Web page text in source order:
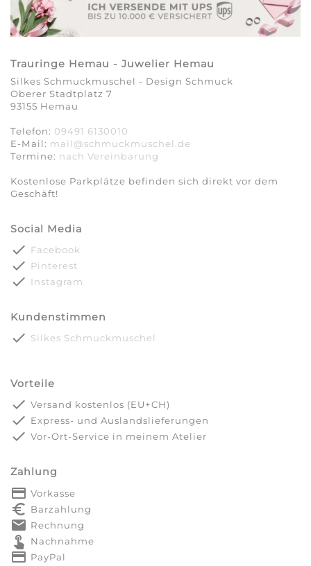
Trauringe Hemau - Juwelier Hemau
Silkes Schmuckmuschel - Design Schmuck
Oberer Stadtplatz 7
93155 Hemau
Telefon: 09491 6130010
E-Mail: mail@schmuckmuschel.de
Termine: nach Vereinbarung​​​​​​​
Kostenlose Parkplätze befinden sich direkt vor dem
Geschäft!
Social Media
done Facebook
done Pinterest
done Instagram
Kundenstimmen
done Silkes Schmuckmuschel
Vorteile
done Versand kostenlos (EU+CH)
done Express- und Auslandslieferungen
done Vor-Ort-Service in meinem Atelier
Zahlung
payment Vorkasse
euro_symbol Barzahlung
markunread Rechnung
touch_app Nachnahme
credit_card PayPal